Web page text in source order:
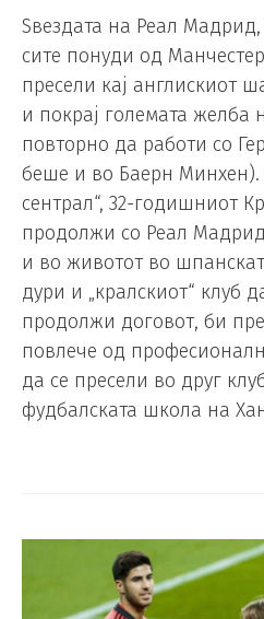
Ѕвездата на Реал
сите понуди од
пресели кај англискиот
и покрај големата желба
повторно да работи со
беше и во Баерн Минхен).
сентрал“, 32-годишниот
продолжи со Реал
и во животот во
дури и „кралскиот“ клуб
продолжи договот, би
повлече од
да се пресели во друг
фудбалската школа на